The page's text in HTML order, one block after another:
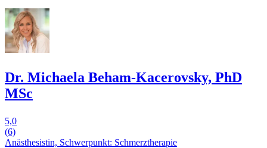
Dr. Michaela Beham-Kacerovsky, PhD
MSc
5,0
(6)
Anästhesistin, Schwerpunkt: Schmerztherapie